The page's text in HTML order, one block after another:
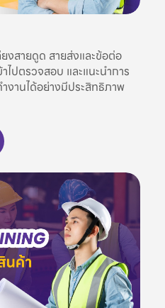
งสายดูด สายส่งและข้อต่อ
ไปตรวจสอบ และแนะนำการ
งานได้อย่างมีประสิทธิภาพ